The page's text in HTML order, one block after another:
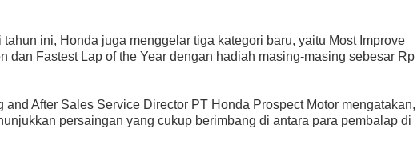
ini, Honda juga menggelar tiga kategori baru, yaitu Most Improve
dan Fastest Lap of the Year dengan hadiah masing-masing sebesar Rp
After Sales Service Director PT Honda Prospect Motor mengatakan,
persaingan yang cukup berimbang di antara para pembalap di